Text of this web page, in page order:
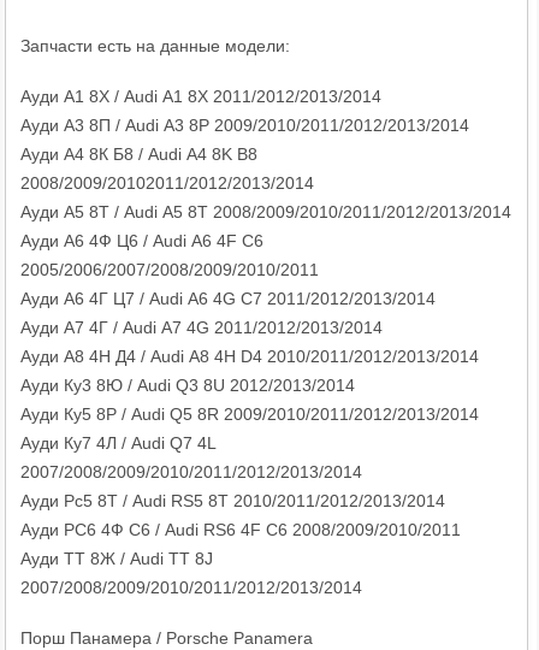
Запчасти есть на данные модели:
Ауди А1 8Х / Audi A1 8X 2011/2012/2013/2014
Ауди А3 8П / Audi A3 8P 2009/2010/2011/2012/2013/2014
Ауди А4 8К Б8 / Audi A4 8K B8
2008/2009/20102011/2012/2013/2014
Ауди А5 8Т / Audi A5 8T 2008/2009/2010/2011/2012/2013/2014
Ауди А6 4Ф Ц6 / Audi A6 4F C6
2005/2006/2007/2008/2009/2010/2011
Ауди А6 4Г Ц7 / Audi A6 4G C7 2011/2012/2013/2014
Ауди А7 4Г / Audi A7 4G 2011/2012/2013/2014
Ауди А8 4Н Д4 / Audi A8 4H D4 2010/2011/2012/2013/2014
Ауди Ку3 8Ю / Audi Q3 8U 2012/2013/2014
Ауди Ку5 8Р / Audi Q5 8R 2009/2010/2011/2012/2013/2014
Ауди Ку7 4Л / Audi Q7 4L
2007/2008/2009/2010/2011/2012/2013/2014
Ауди Рс5 8Т / Audi RS5 8T 2010/2011/2012/2013/2014
Ауди РС6 4Ф С6 / Audi RS6 4F C6 2008/2009/2010/2011
Ауди ТТ 8Ж / Audi TT 8J
2007/2008/2009/2010/2011/2012/2013/2014
Порш Панамера / Porsche Panamera